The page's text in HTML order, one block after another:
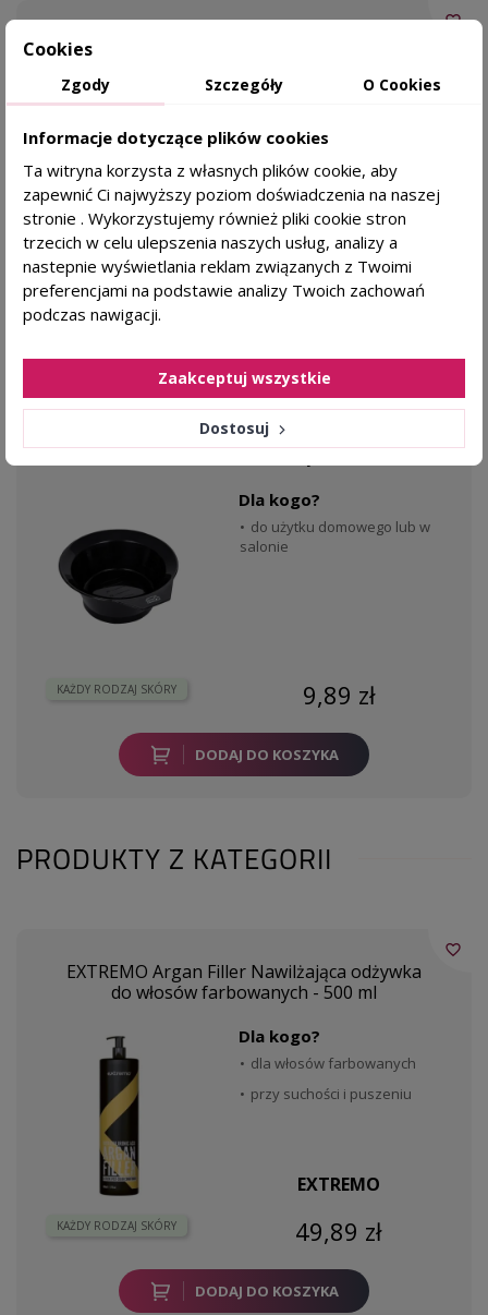
BE HAIR Be Color Aktywator 24 VOL 7,2% -
mieszanie
BE HAIR FARBY
23,45 zł
favorite_border
Miska do mieszania farby - 250ml
KAŻDY RODZAJ SKÓRY
Dla kogo?
do użytku domowego lub w
salonie
9,89 zł
DODAJ DO KOSZYKA
PRODUKTY Z KATEGORII
EXTREMO Argan Filler Nawilżająca odżywka
do włosów farbowanych - 500 ml
KAŻDY RODZAJ SKÓRY
Dla kogo?
dla włosów farbowanych
przy suchości i puszeniu
EXTREMO
49,89 zł
DODAJ DO KOSZYKA
favorite_border
Cookies
Zgody Szczegóły O Cookies
Informacje dotyczące plików cookies
Ta witryna korzysta z własnych plików cookie, aby
zapewnić Ci najwyższy poziom doświadczenia na naszej
stronie . Wykorzystujemy również pliki cookie stron
trzecich w celu ulepszenia naszych usług, analizy a
nastepnie wyświetlania reklam związanych z Twoimi
preferencjami na podstawie analizy Twoich zachowań
podczas nawigacji.
Dostosuj
Zaakceptuj wszystkie